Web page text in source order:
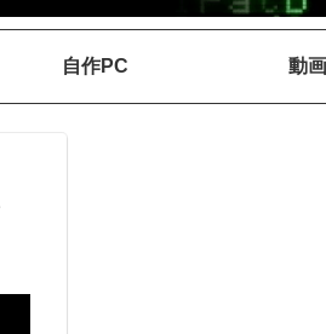
自作PC 動画